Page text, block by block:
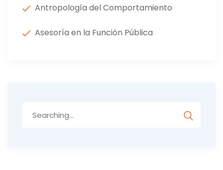
Antropología del Comportamiento
Asesoría en la Función Pública